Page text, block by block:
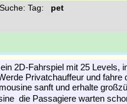
Tag: pet
2D-Fahrspiel mit 25 Levels,
Privatchauffeur und fahre
sanft und erhalte
 die Passagiere warten